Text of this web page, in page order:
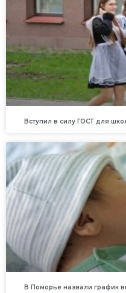
Вступил в силу ГОСТ для
В Поморье назвали график